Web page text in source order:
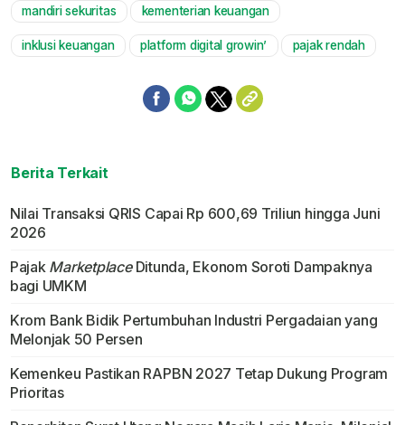
mandiri sekuritas kementerian keuangan
inklusi keuangan platform digital growin’ pajak rendah
Berita Terkait
Nilai Transaksi QRIS Capai Rp 600,69 Triliun hingga Juni
2026
Pajak MarketplaceDitunda, Ekonom Soroti Dampaknya
bagi UMKM
Krom Bank Bidik Pertumbuhan Industri Pergadaian yang
Melonjak 50 Persen
Kemenkeu Pastikan RAPBN 2027 Tetap Dukung Program
Prioritas